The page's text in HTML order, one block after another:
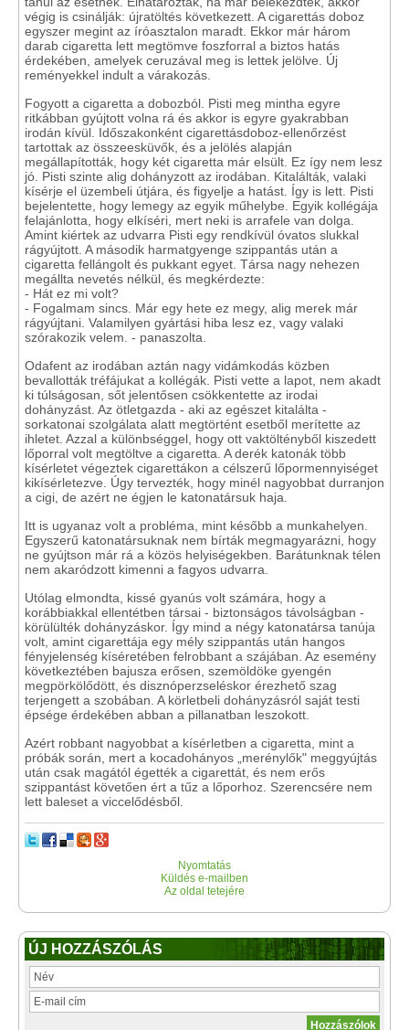
végig is csinálják: újratöltés következett. A cigarettás doboz
egyszer megint az íróasztalon maradt. Ekkor már három
darab cigaretta lett megtömve foszforral a biztos hatás
érdekében, amelyek ceruzával meg is lettek jelölve. Új
reményekkel indult a várakozás.
Fogyott a cigaretta a dobozból. Pisti meg mintha egyre
ritkábban gyújtott volna rá és akkor is egyre gyakrabban
irodán kívül. Időszakonként cigarettásdoboz-ellenőrzést
tartottak az összeesküvők, és a jelölés alapján
megállapították, hogy két cigaretta már elsült. Ez így nem lesz
jó. Pisti szinte alig dohányzott az irodában. Kitalálták, valaki
kísérje el üzembeli útjára, és figyelje a hatást. Így is lett. Pisti
bejelentette, hogy lemegy az egyik műhelybe. Egyik kollégája
felajánlotta, hogy elkíséri, mert neki is arrafele van dolga.
Amint kiértek az udvarra Pisti egy rendkívül óvatos slukkal
rágyújtott. A második harmatgyenge szippantás után a
cigaretta fellángolt és pukkant egyet. Társa nagy nehezen
megállta nevetés nélkül, és megkérdezte:
- Hát ez mi volt?
- Fogalmam sincs. Már egy hete ez megy, alig merek már
rágyújtani. Valamilyen gyártási hiba lesz ez, vagy valaki
szórakozik velem. - panaszolta.
Odafent az irodában aztán nagy vidámkodás közben
bevallották tréfájukat a kollégák. Pisti vette a lapot, nem akadt
ki túlságosan, sőt jelentősen csökkentette az irodai
dohányzást. Az ötletgazda - aki az egészet kitalálta -
sorkatonai szolgálata alatt megtörtént esetből merítette az
ihletet. Azzal a különbséggel, hogy ott vaktöltényből kiszedett
lőporral volt megtöltve a cigaretta. A derék katonák több
kísérletet végeztek cigarettákon a célszerű lőpormennyiséget
kikísérletezve. Úgy tervezték, hogy minél nagyobbat durranjon
a cigi, de azért ne égjen le katonatársuk haja.
Itt is ugyanaz volt a probléma, mint később a munkahelyen.
Egyszerű katonatársuknak nem bírták megmagyarázni, hogy
ne gyújtson már rá a közös helyiségekben. Barátunknak télen
nem akaródzott kimenni a fagyos udvarra.
Utólag elmondta, kissé gyanús volt számára, hogy a
korábbiakkal ellentétben társai - biztonságos távolságban -
körülülték dohányzáskor. Így mind a négy katonatársa tanúja
volt, amint cigarettája egy mély szippantás után hangos
fényjelenség kíséretében felrobbant a szájában. Az esemény
következtében bajusza erősen, szemöldöke gyengén
megpörkölődött, és disznóperzseléskor érezhető szag
terjengett a szobában. A körletbeli dohányzásról saját testi
épsége érdekében abban a pillanatban leszokott.
Azért robbant nagyobbat a kísérletben a cigaretta, mint a
próbák során, mert a kocadohányos „merénylők" meggyújtás
után csak magától égették a cigarettát, és nem erős
szippantást követően ért a tűz a lőporhoz. Szerencsére nem
lett baleset a viccelődésből.
Nyomtatás
Küldés e-mailben
Az oldal tetejére
ÚJ HOZZÁSZÓLÁS